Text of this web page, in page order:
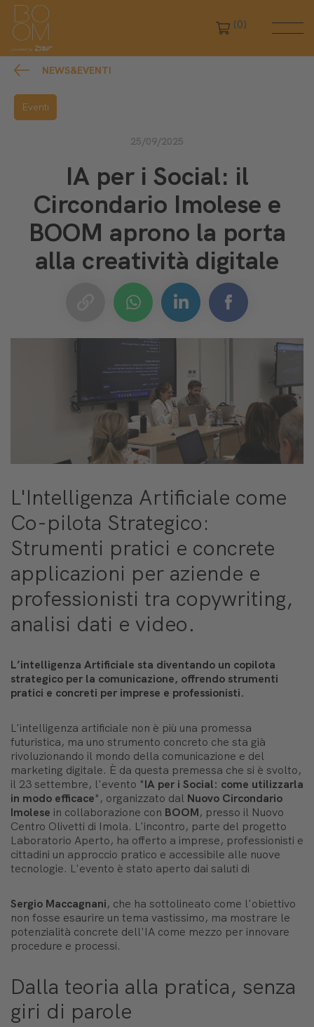
(0)
NEWS&EVENTI
Eventi
25/09/2025
IA per i Social: il
Circondario Imolese e
BOOM aprono la porta
alla creatività digitale
L'Intelligenza Artificiale come
Co-pilota Strategico:
Strumenti pratici e concrete
applicazioni per aziende e
professionisti tra copywriting,
analisi dati e video.
L’intelligenza Artificiale sta diventando un copilota
strategico per la comunicazione, offrendo strumenti
pratici e concreti per imprese e professionisti.
L'intelligenza artificiale non è più una promessa
futuristica, ma uno strumento concreto che sta già
rivoluzionando il mondo della comunicazione e del
marketing digitale. È da questa premessa che si è svolto,
il 23 settembre, l'evento "IA per i Social: come utilizzarla
in modo efficace", organizzato dal Nuovo Circondario
Imolese in collaborazione con BOOM, presso il Nuovo
Centro Olivetti di Imola. L'incontro, parte del progetto
Laboratorio Aperto, ha offerto a imprese, professionisti e
cittadini un approccio pratico e accessibile alle nuove
tecnologie. L'evento è stato aperto dai saluti di
Sergio Maccagnani, che ha sottolineato come l'obiettivo
non fosse esaurire un tema vastissimo, ma mostrare le
potenzialità concrete dell'IA come mezzo per innovare
procedure e processi.
Dalla teoria alla pratica, senza
giri di parole